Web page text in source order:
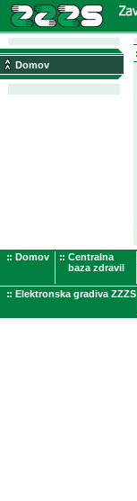
Domov
Domov
Centralna
baza zdravil
Elektronska gradiva ZZZS